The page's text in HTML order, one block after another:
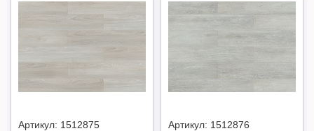
Артикул: 1512875 Артикул: 1512876